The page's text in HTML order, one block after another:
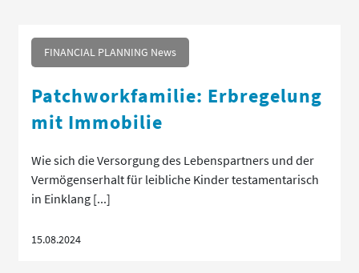
FINANCIAL PLANNING News
Patchworkfamilie: Erbregelung
mit Immobilie
Wie sich die Versorgung des Lebenspartners und der
Vermögenserhalt für leibliche Kinder testamentarisch
in Einklang [...]
15.08.2024